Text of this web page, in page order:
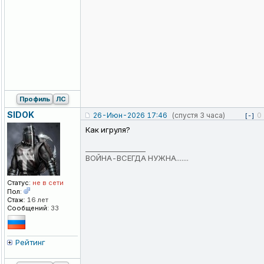
Профиль ЛС
SIDOK
Статус: не в сети
Пол:
Стаж: 16 лет
Сообщений: 33
Рейтинг
26-Июн-2026 17:46 (спустя 3 часа) [-] 0
Как игруля?
ВОЙНА-ВСЕГДА НУЖНА.......